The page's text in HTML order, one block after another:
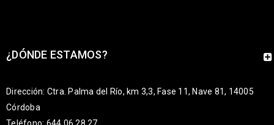
¿DÓNDE ESTAMOS?
Dirección: Ctra. Palma del Río, km 3,3, Fase 11, Nave 81, 14005
Córdoba